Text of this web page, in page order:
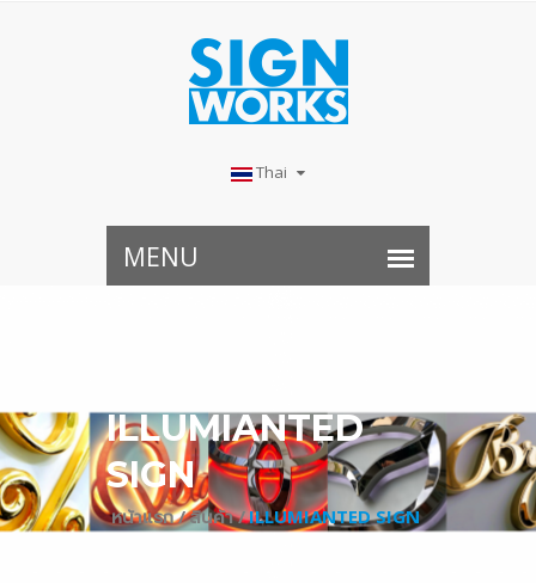
Thai
ILLUMIANTED
SIGN
หน้าแรก /สินค้า /ILLUMIANTED SIGN